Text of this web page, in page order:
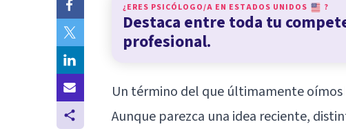
¿ERES PSICÓLOGO/A EN ESTADOS UNIDOS ?
Destaca entre toda tu
profesional.
Un término del que últimamente
Aunque parezca una idea reciente,